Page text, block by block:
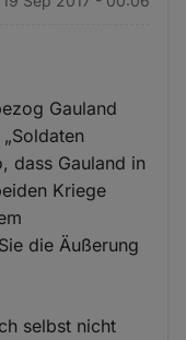
Gauland
dass Gauland in
Kriege
die Äußerung
selbst nicht